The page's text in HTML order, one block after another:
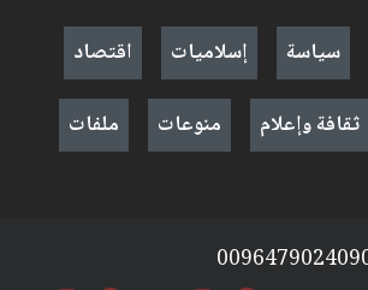
سياسة إسلاميات
اقتصاد
ثقافة وإعلام منوعات ملفات